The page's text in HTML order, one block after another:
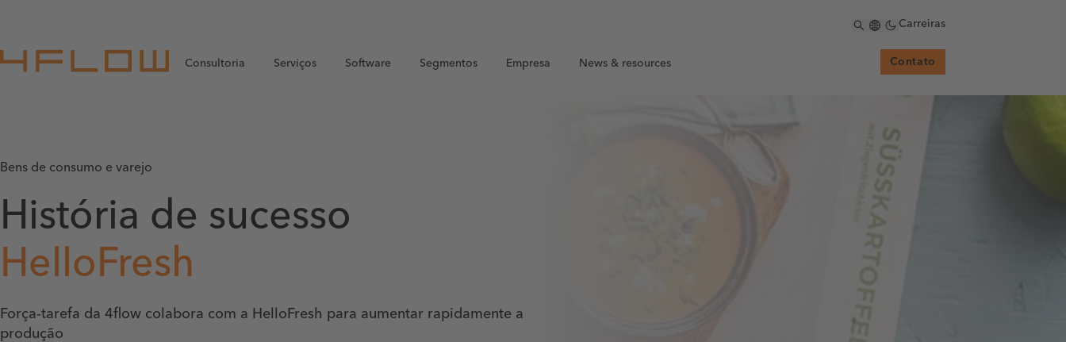
Contato
Consultoria Serviços Software Segmentos Empresa News & resources
Carreiras
Bens de consumo e varejo
História de sucesso
HelloFresh
Força-tarefa da 4flow colabora com a HelloFresh para aumentar rapidamente a
produção